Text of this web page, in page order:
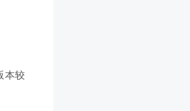
本较